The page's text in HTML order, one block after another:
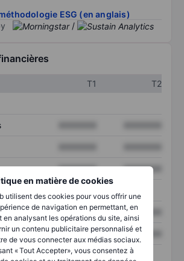
en matière de cookies
utilisent des cookies pour vous offrir une
de navigation en permettant, en
en analysant les opérations du site, ainsi
un contenu publicitaire personnalisé et
de vous connecter aux médias sociaux.
« Tout Accepter», vous consentez à
ESG (en anglais)
/
T1
T2
XXXXXXX XXXXXXX
XXXXXXX XXXXXXX
XXXXXXX XXXXXXX